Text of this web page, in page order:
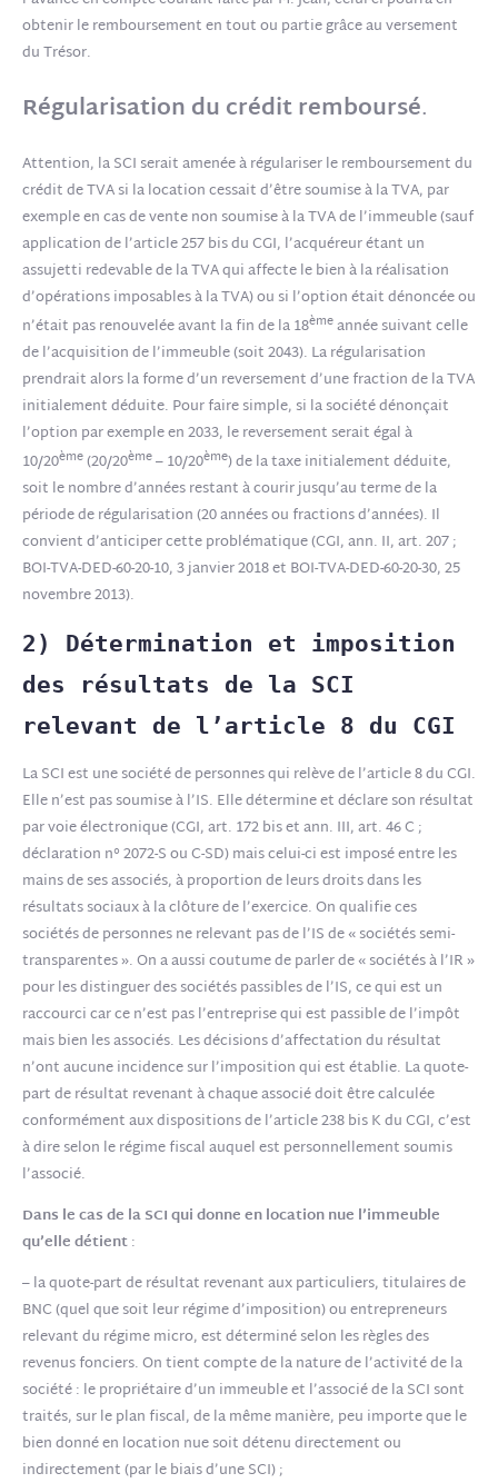
obtenir le remboursement en tout ou partie grâce au versement
du Trésor.
Régularisation du crédit remboursé.
Attention, la SCI serait amenée à régulariser le remboursement du
crédit de TVA si la location cessait d’être soumise à la TVA, par
exemple en cas de vente non soumise à la TVA de l’immeuble (sauf
application de l’article 257 bis du CGI, l’acquéreur étant un
assujetti redevable de la TVA qui affecte le bien à la réalisation
d’opérations imposables à la TVA) ou si l’option était dénoncée ou
n’était pas renouvelée avant la fin de la 18èmeannée suivant celle
de l’acquisition de l’immeuble (soit 2043). La régularisation
prendrait alors la forme d’un reversement d’une fraction de la TVA
initialement déduite. Pour faire simple, si la société dénonçait
l’option par exemple en 2033, le reversement serait égal à
10/20ème(20/20ème– 10/20ème) de la taxe initialement déduite,
soit le nombre d’années restant à courir jusqu’au terme de la
période de régularisation (20 années ou fractions d’années). Il
convient d’anticiper cette problématique (CGI, ann. II, art. 207 ;
BOI-TVA-DED-60-20-10, 3 janvier 2018 et BOI-TVA-DED-60-20-30, 25
novembre 2013).
2) Détermination et imposition
des résultats de la SCI
relevant de l’article 8 du CGI
La SCI est une société de personnes qui relève de l’article 8 du CGI.
Elle n’est pas soumise à l’IS. Elle détermine et déclare son résultat
par voie électronique (CGI, art. 172 bis et ann. III, art. 46 C ;
déclaration n° 2072-S ou C-SD) mais celui-ci est imposé entre les
mains de ses associés, à proportion de leurs droits dans les
résultats sociaux à la clôture de l’exercice. On qualifie ces
sociétés de personnes ne relevant pas de l’IS de « sociétés semi-
transparentes ». On a aussi coutume de parler de « sociétés à l’IR »
pour les distinguer des sociétés passibles de l’IS, ce qui est un
raccourci car ce n’est pas l’entreprise qui est passible de l’impôt
mais bien les associés. Les décisions d’affectation du résultat
n’ont aucune incidence sur l’imposition qui est établie. La quote-
part de résultat revenant à chaque associé doit être calculée
conformément aux dispositions de l’article 238 bis K du CGI, c’est
à dire selon le régime fiscal auquel est personnellement soumis
l’associé.
Dans le cas de la SCI qui donne enlocation nue l’immeuble
qu’elle détient:
– la quote-part de résultat revenant aux particuliers, titulaires de
BNC (quel que soit leur régime d’imposition) ou entrepreneurs
relevant du régime micro, est déterminé selon les règles des
revenus fonciers. On tient compte de la nature de l’activité de la
société : le propriétaire d’un immeuble et l’associé de la SCI sont
traités, sur le plan fiscal, de la même manière, peu importe que le
bien donné en location nue soit détenu directement ou
indirectement (par le biais d’une SCI) ;